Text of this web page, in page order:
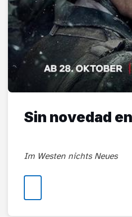
Sin novedad
Im Westen nichts Neues